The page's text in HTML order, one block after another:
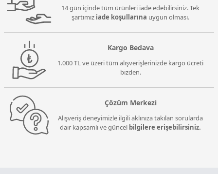
14 gün içinde tüm ürünleri iade edebilirsiniz. Tek
şartımız iade koşullarına uygun olması.
Kargo Bedava
1.000 TL ve üzeri tüm alışverişlerinizde kargo ücreti
bizden.
Çözüm Merkezi
Alışveriş deneyimizle ilgili aklınıza takılan sorularda
dair kapsamlı ve güncel bilgilere erişebilirsiniz.